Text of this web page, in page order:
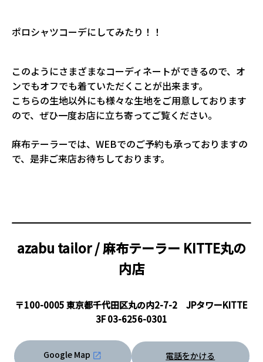
ポロシャツコーデにしてみたり！！
このようにさまざまなコーディネートができるので、オ
ンでもオフでも着ていただくことが出来ます。
こちらの生地以外にも様々な生地をご用意しております
ので、ぜひ一度お店に立ち寄ってご覧ください。
麻布テーラーでは、WEBでのご予約も承っておりますの
で、是非ご来店お待ちしております。
azabu tailor / 麻布テーラー KITTE丸の
内店
〒100-0005 東京都千代田区丸の内2-7-2 JPタワーKITTE
3F03-6256-0301
Google Map 電話をかける